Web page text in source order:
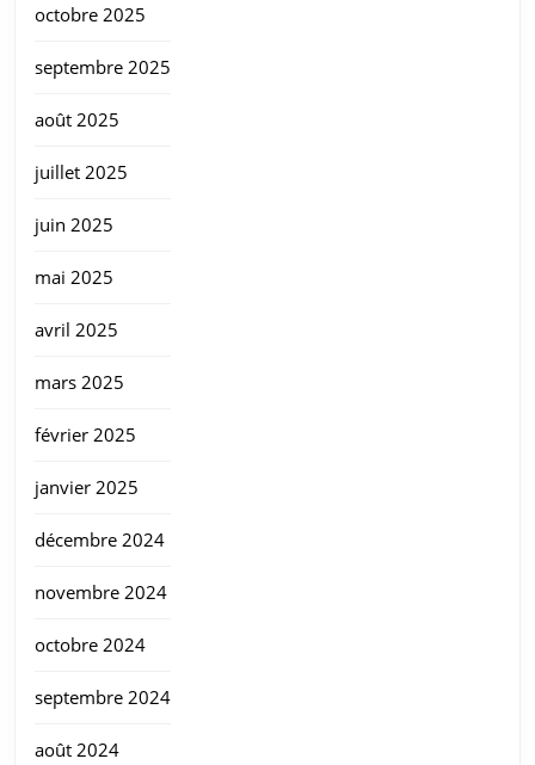
octobre 2025
septembre 2025
août 2025
juillet 2025
juin 2025
mai 2025
avril 2025
mars 2025
février 2025
janvier 2025
décembre 2024
novembre 2024
octobre 2024
septembre 2024
août 2024